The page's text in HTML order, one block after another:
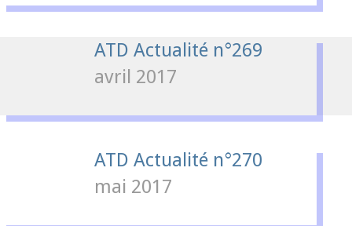
ATD Actualité n°269
avril 2017
ATD Actualité n°270
mai 2017